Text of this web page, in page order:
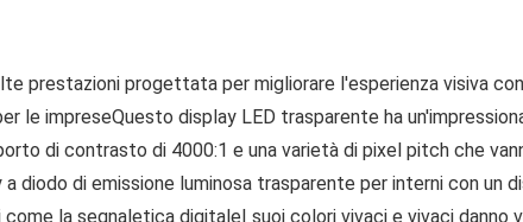
prestazioni progettata per migliorare l'esperienza visiva
le impreseQuesto display LED trasparente ha
di contrasto di 4000:1 e una varietà di pixel pitch che
di emissione luminosa trasparente per interni con un
la segnaletica digitaleI suoi colori vivaci e vivaci danno